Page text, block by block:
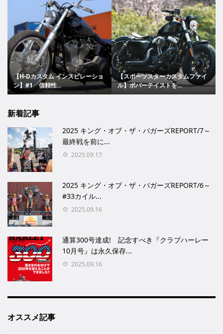
【H-Dカスタム インスピレーショ
ン】#1 信頼性...
【スポーツスターカスタムファイ
ル】ボバーテイストを...
新着記事
2025 キング・オブ・ザ・バガーズREPORT/7～
最終戦を前に...
2025.09.17
2025 キング・オブ・ザ・バガーズREPORT/6～
#33カイル...
2025.09.16
通算300号達成! 記念すべき『クラブハーレー
10月号』は永久保存...
2025.09.16
オススメ記事